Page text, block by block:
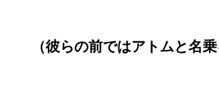
（彼らの前ではアトムと名乗